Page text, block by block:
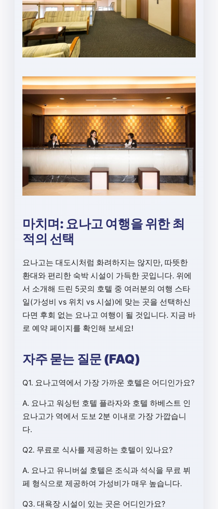
마치며: 요나고 여행을 위한 최
적의 선택
요나고는 대도시처럼 화려하지는 않지만, 따뜻한
환대와 편리한 숙박 시설이 가득한 곳입니다. 위에
서 소개해 드린 5곳의 호텔 중 여러분의 여행 스타
일(가성비 vs 위치 vs 시설)에 맞는 곳을 선택하신
다면 후회 없는 요나고 여행이 될 것입니다. 지금 바
로 예약 페이지를 확인해 보세요!
자주 묻는 질문 (FAQ)
Q1. 요나고역에서 가장 가까운 호텔은 어디인가요?
A. 요나고 워싱턴 호텔 플라자와 호텔 하베스트 인
요나고가 역에서 도보 2분 이내로 가장 가깝습니
다.
Q2. 무료로 식사를 제공하는 호텔이 있나요?
A. 요나고 유니버설 호텔은 조식과 석식을 무료 뷔
페 형식으로 제공하여 가성비가 매우 높습니다.
Q3. 대욕장 시설이 있는 곳은 어디인가요?